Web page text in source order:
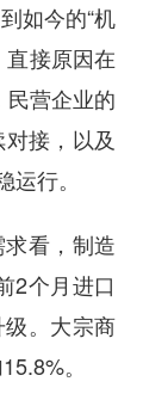
如今的“机
接原因在
民营企业的
接，以及
行。
看，制造
2个月进口
。大宗商
。